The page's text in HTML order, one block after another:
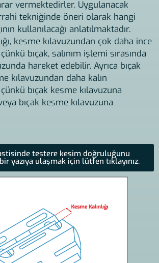
vermektedirler. Uygulanacak
tekniğinde öneri olarak hangi
kullanılacağı anlatılmaktadır.
kesme kılavuzundan çok daha ince
bıçak, salınım işlemi sırasında
hareket edebilir. Ayrıca bıçak
kılavuzundan daha kalın
bıçak kesme kılavuzuna
bıçak kesme kılavuzuna
testere kesim doğruluğunu
yazıya ulaşmak için lütfen tıklayınız.